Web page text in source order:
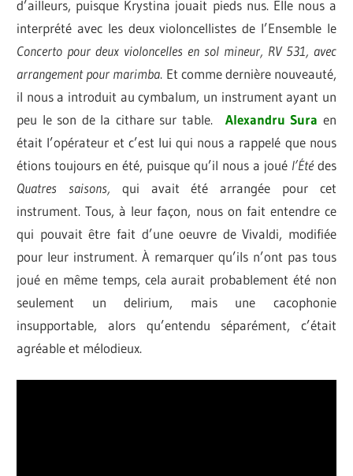
d’ailleurs, puisque Krystina jouait pieds nus. Elle nous a
interprété avec les deux violoncellistes de l’Ensemble le
Concerto pour deux violoncelles en sol mineur, RV 531, avec
arrangement pour marimba. Et comme dernière nouveauté,
il nous a introduit au cymbalum, un instrument ayant un
peu le son de la cithare sur table. Alexandru Sura en
était l’opérateur et c’est lui qui nous a rappelé que nous
étions toujours en été, puisque qu’il nous a joué l’Étédes
Quatres saisons, qui avait été arrangée pour cet
instrument. Tous, à leur façon, nous on fait entendre ce
qui pouvait être fait d’une oeuvre de Vivaldi, modifiée
pour leur instrument. À remarquer qu’ils n’ont pas tous
joué en même temps, cela aurait probablement été non
seulement un delirium, mais une cacophonie
insupportable, alors qu’entendu séparément, c’était
agréable et mélodieux.